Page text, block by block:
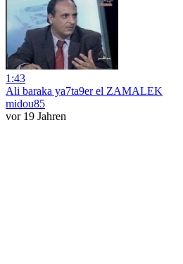
1:43
Ali baraka ya7ta9er el ZAMALEK
midou85
vor 19 Jahren